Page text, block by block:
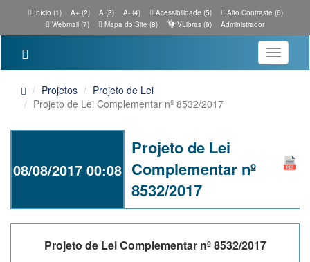
Início (1) A+ (2) A (3) A- (4) Acessibilidade (5)
Alto Contraste (6)
Webmail (7)
Mapa do Site (8) VLibras (9) Administrador
Toggle
Projetos
Projeto de Lei
Projeto de Lei Complementar nº 8532/2017
08/08/2017 00:08
Projeto de Lei
Complementar nº
8532/2017
Projeto de Lei Complementar nº 8532/2017